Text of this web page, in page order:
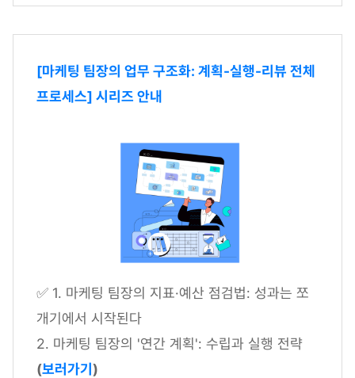
[마케팅 팀장의 업무 구조화: 계획-실행-리뷰 전체
프로세스] 시리즈 안내
✅ 1. 마케팅 팀장의 지표·예산 점검법: 성과는 쪼
개기에서 시작된다
2. 마케팅 팀장의 '연간 계획': 수립과 실행 전략
(보러가기)